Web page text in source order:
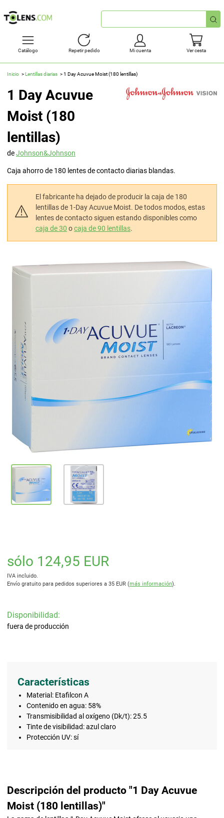
Búsqueda
rápida
Catálogo Repetir pedido Mi cuenta Ver cesta
Inicio Lentillas diarias 1 Day Acuvue Moist (180 lentillas)
1 Day Acuvue
Moist (180
lentillas)
deJohnson&Johnson
Caja ahorro de 180 lentes de contacto diarias blandas.
El fabricante ha dejado de producir la caja de 180
lentillas de 1-Day Acuvue Moist. De todos modos, estas
lentes de contacto siguen estando disponibles como
caja de 30 ocaja de 90 lentillas.
sólo 124,95 EUR
IVA incluido.
Envío gratuito para pedidos superiores a 35 EUR (más información).
Disponibilidad:
fuera de producción
Características
Material: Etafilcon A
Contenido en agua: 58%
Transmisibilidad al oxígeno (Dk/t): 25.5
Tinte de visibilidad: azul claro
Protección UV: sí
Descripción del producto "1 Day Acuvue
Moist (180 lentillas)"